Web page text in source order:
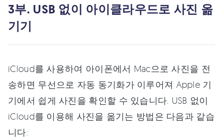
3부. USB 없이 아이클라우드로 사진 옮
기기
iCloud를 사용하여 아이폰에서 Mac으로 사진을 전
송하면 무선으로 자동 동기화가 이루어져 Apple 기
기에서 쉽게 사진을 확인할 수 있습니다. USB 없이
iCloud를 이용해 사진을 옮기는 방법은 다음과 같습
니다: